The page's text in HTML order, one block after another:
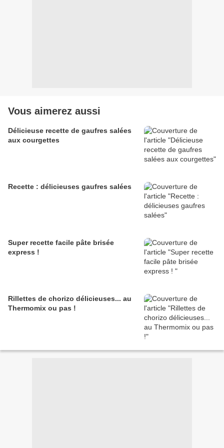
Vous aimerez aussi
Délicieuse recette de gaufres salées
aux courgettes
Recette : délicieuses gaufres salées
Super recette facile pâte brisée
express !
Rillettes de chorizo délicieuses... au
Thermomix ou pas !